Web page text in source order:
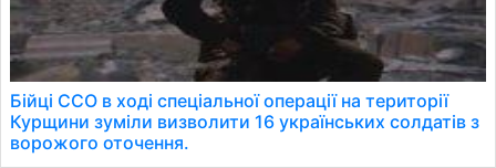
Бійці ССО в ході спеціальної операції на території
Курщини зуміли визволити 16 українських солдатів з
ворожого оточення.